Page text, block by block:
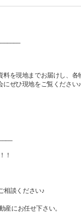
を現地までお届けし、
にぜひ現地をご覧ください♪
！
相談ください♪
産にお任せ下さい。